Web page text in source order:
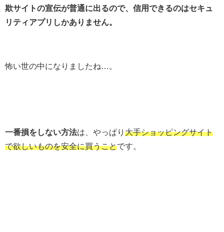
欺サイトの宣伝が普通に出るので、信用できるのはセキュ
リティアプリしかありません。
怖い世の中になりましたね…。
一番損をしない方法は、やっぱり 大手ショッピングサイト
で欲しいものを安全に買うことです。